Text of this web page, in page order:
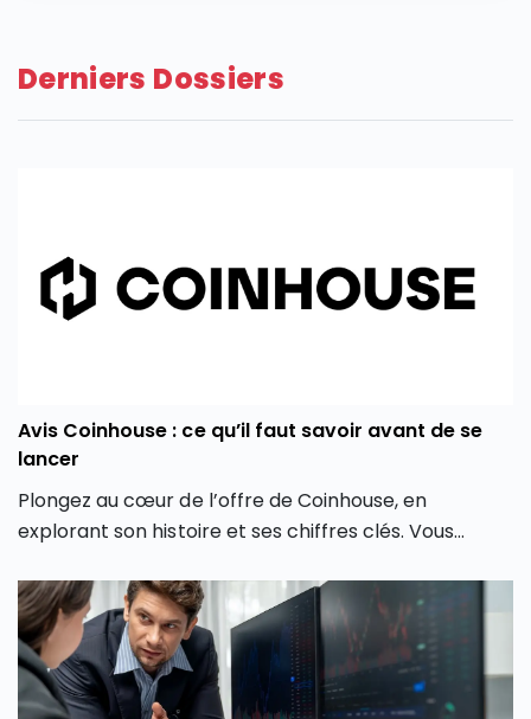
Derniers Dossiers
Avis Coinhouse : ce qu’il faut savoir avant de se
lancer
Plongez au cœur de l’offre de Coinhouse, en
explorant son histoire et ses chiffres clés. Vous
monnaies disponibles, les frais associés, et comment
la plateforme crypto Coinhouse vous permet de
mieux gérer vos investissements en monnaie
virtuelle.